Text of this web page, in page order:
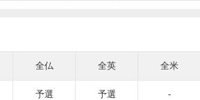
全仏 全英 全米
予選 予選 -